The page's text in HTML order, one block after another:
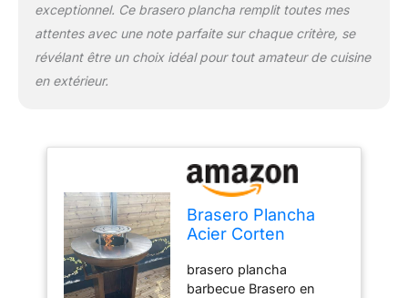
exceptionnel. Ce brasero plancha remplit toutes mes
attentes avec une note parfaite sur chaque critère, se
révélant être un choix idéal pour tout amateur de cuisine
en extérieur.
Brasero Plancha
Acier Corten
brasero plancha
barbecue Brasero en